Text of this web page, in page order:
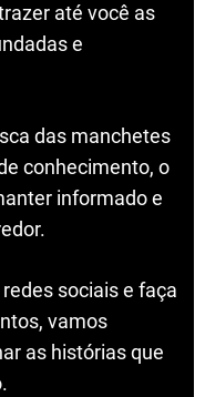
até você as
e
das manchetes
conhecimento, o
informado e
sociais e faça
vamos
as histórias que